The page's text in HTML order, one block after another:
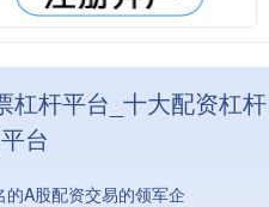
杠杆平台_十大配资杠杆
台
A股配资交易的领军企